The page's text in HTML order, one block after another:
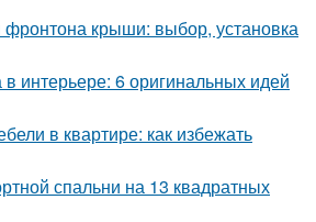
крыши: выбор, установка
в интерьере: 6 оригинальных идей
в квартире: как избежать
спальни на 13 квадратных